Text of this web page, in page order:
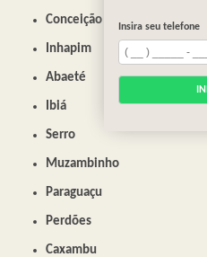
Conceição do Mato Dentro
Inhapim
Abaeté
Ibiá
Serro
Muzambinho
Paraguaçu
Perdões
Caxambu
Insira seu telefone